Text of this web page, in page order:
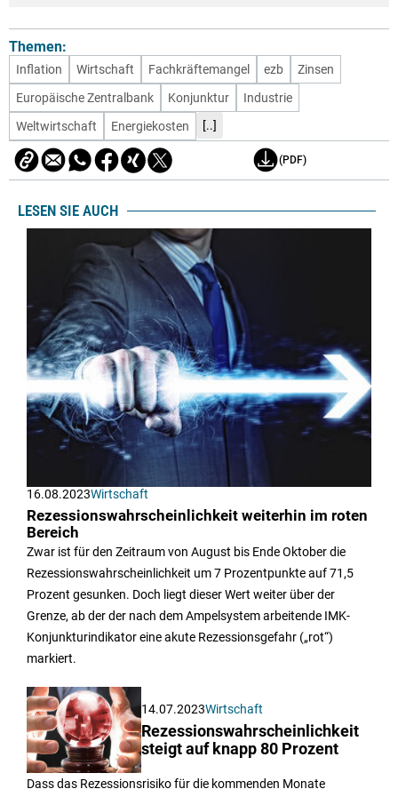
Themen:
Inflation Wirtschaft Fachkräftemangel ezb
Zinsen
Europäische Zentralbank
Konjunktur
Industrie
Weltwirtschaft
Energiekosten [..]
(PDF)
LESEN SIE AUCH
16.08.2023Wirtschaft
Rezessionswahrscheinlichkeit weiterhin im roten
Bereich
Zwar ist für den Zeitraum von August bis Ende Oktober die
Rezessionswahrscheinlichkeit um 7 Prozentpunkte auf 71,5
Prozent gesunken. Doch liegt dieser Wert weiter über der
Grenze, ab der der nach dem Ampelsystem arbeitende IMK-
Konjunkturindikator eine akute Rezessionsgefahr („rot“)
markiert.
14.07.2023Wirtschaft
Rezessionswahrscheinlichkeit
steigt auf knapp 80 Prozent
Dass das Rezessionsrisiko für die kommenden Monate